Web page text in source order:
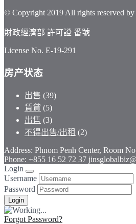
© Copyright 2019 All rights reserved
財政經濟部 許可證 番號
License No. E-19-291
房产状态
出售 (39)
賃貸 (5)
出售 (3)
不得出售/出租 (2)
Address: Phnom Penh Center, Room
Phone: +855 16 52 72 37
Login
Username
Password
Forgot Password?